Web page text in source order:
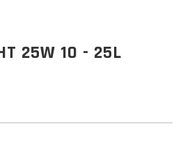
25W 10 - 25L